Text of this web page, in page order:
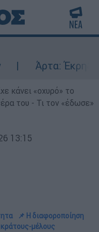
Άρτα: Έκρηξη και
κάνει «οχυρό» το
του - Τι τον «έδωσε»
13:15
📌 Η διαφοροποίηση
μέλους